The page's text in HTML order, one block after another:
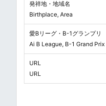
発祥地・地域名
Birthplace, Area
愛Bリーグ・B-1グランプリ
Ai B League, B-1 Grand Prix
URL
URL